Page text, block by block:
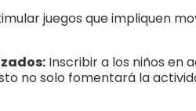
juegos que impliquen
Inscribir a los niños en
no solo fomentará la